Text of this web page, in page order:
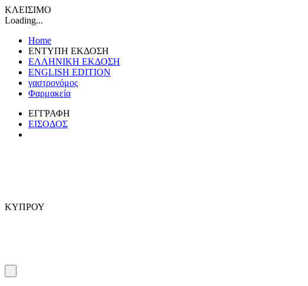
ΚΛΕΙΣΙΜΟ
Loading...
Home
ΕΝΤΥΠΗ ΕΚΔΟΣΗ
ΕΛΛΗΝΙΚΗ ΕΚΔΟΣΗ
ENGLISH EDITION
γαστρονόμος
Φαρμακεία
ΕΓΓΡΑΦΗ
ΕΙΣΟΔΟΣ
ΚΥΠΡΟΥ